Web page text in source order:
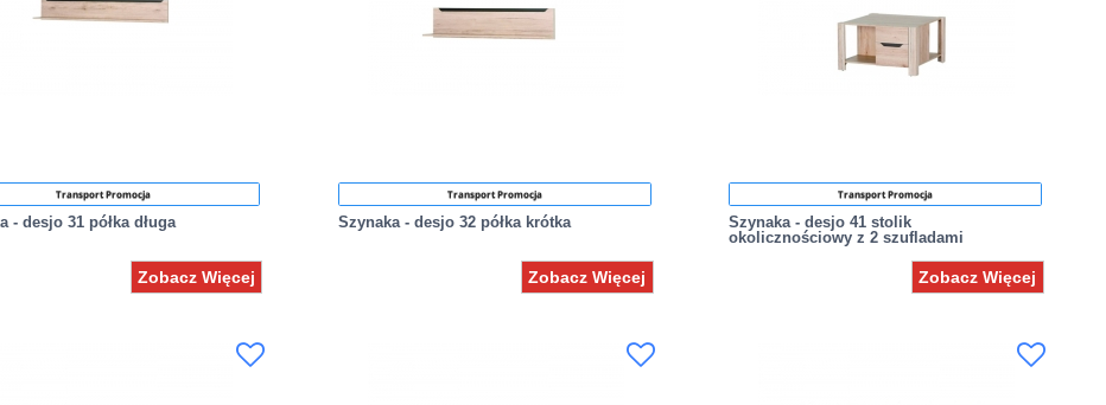
Transport Promocja
- desjo 31 półka długa
Zobacz Więcej
Transport Promocja
Szynaka - desjo 32 półka krótka
Zobacz Więcej
Transport Promocja
Szynaka - desjo 41 stolik
okolicznościowy z 2 szufladami
Zobacz Więcej